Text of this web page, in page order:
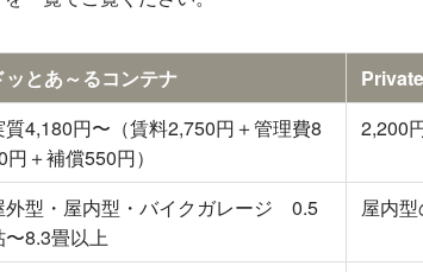
ッとあ～るコンテナ
質4,180円〜（賃料2,750円＋管理費8
円＋補償550円）
2,200
外型・屋内型・バイクガレージ 0.5
〜8.3畳以上
屋内